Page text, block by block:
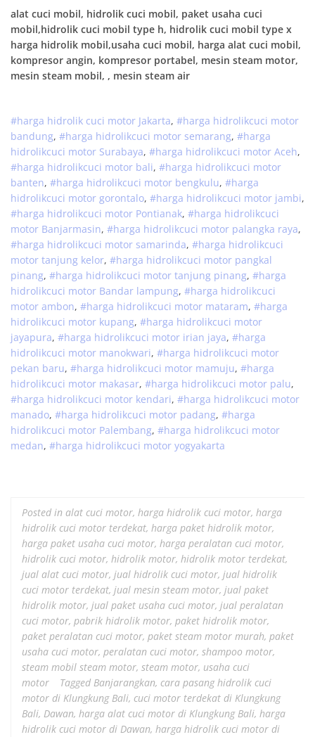
alat cuci mobil, hidrolik cuci mobil, paket usaha cuci
mobil,hidrolik cuci mobil type h, hidrolik cuci mobil type x
harga hidrolik mobil,usaha cuci mobil, harga alat cuci mobil,
kompresor angin, kompresor portabel, mesin steam motor,
mesin steam mobil, , mesin steam air
#harga hidrolik cuci motor Jakarta, #harga hidrolikcuci motor
bandung, #harga hidrolikcuci motor semarang, #harga
hidrolikcuci motor Surabaya, #harga hidrolikcuci motor Aceh,
#harga hidrolikcuci motor bali, #harga hidrolikcuci motor
banten, #harga hidrolikcuci motor bengkulu, #harga
hidrolikcuci motor gorontalo, #harga hidrolikcuci motor jambi,
#harga hidrolikcuci motor Pontianak, #harga hidrolikcuci
motor Banjarmasin, #harga hidrolikcuci motor palangka raya,
#harga hidrolikcuci motor samarinda, #harga hidrolikcuci
motor tanjung kelor, #harga hidrolikcuci motor pangkal
pinang, #harga hidrolikcuci motor tanjung pinang, #harga
hidrolikcuci motor Bandar lampung, #harga hidrolikcuci
motor ambon, #harga hidrolikcuci motor mataram, #harga
hidrolikcuci motor kupang, #harga hidrolikcuci motor
jayapura, #harga hidrolikcuci motor irian jaya, #harga
hidrolikcuci motor manokwari, #harga hidrolikcuci motor
pekan baru, #harga hidrolikcuci motor mamuju, #harga
hidrolikcuci motor makasar, #harga hidrolikcuci motor palu,
#harga hidrolikcuci motor kendari, #harga hidrolikcuci motor
manado, #harga hidrolikcuci motor padang, #harga
hidrolikcuci motor Palembang, #harga hidrolikcuci motor
medan, #harga hidrolikcuci motor yogyakarta
Posted in alat cuci motor, harga hidrolik cuci motor, harga
hidrolik cuci motor terdekat, harga paket hidrolik motor,
harga paket usaha cuci motor, harga peralatan cuci motor,
hidrolik cuci motor, hidrolik motor, hidrolik motor terdekat,
jual alat cuci motor, jual hidrolik cuci motor, jual hidrolik
cuci motor terdekat, jual mesin steam motor, jual paket
hidrolik motor, jual paket usaha cuci motor, jual peralatan
cuci motor, pabrik hidrolik motor, paket hidrolik motor,
paket peralatan cuci motor, paket steam motor murah, paket
usaha cuci motor, peralatan cuci motor, shampoo motor,
steam mobil steam motor, steam motor, usaha cuci
motor
Tagged Banjarangkan, cara pasang hidrolik cuci
motor di Klungkung Bali, cuci motor terdekat di Klungkung
Bali, Dawan, harga alat cuci motor di Klungkung Bali, harga
hidrolik cuci motor di Dawan, harga hidrolik cuci motor di